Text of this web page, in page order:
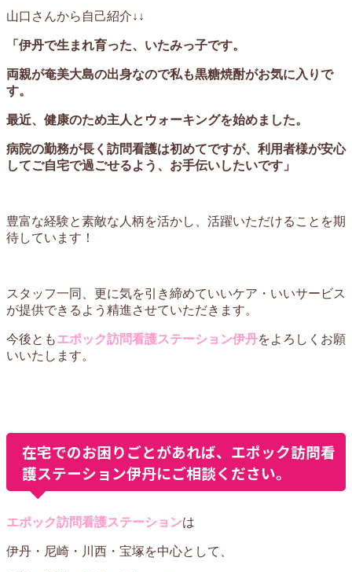
山口さんから自己紹介↓↓
「 伊丹で生まれ育った、いたみっ子です。
両親が奄美大島の出身なので私も黒糖焼酎がお気に入りで
す。
最近、健康のため主人とウォーキングを始めました。
病院の勤務が長く訪問看護は初めてですが、利用者様が安心
してご自宅で過ごせるよう、お手伝いしたいです」
豊富な経験と素敵な人柄を活かし、活躍いただけることを期
待しています！
スタッフ一同、更に気を引き締めていいケア・いいサービス
が提供できるよう精進させていただきます。
今後ともエポック訪問看護ステーション伊丹をよろしくお願
いいたします。
在宅でのお困りごとがあれば、エポック訪問看
護ステーション伊丹にご相談ください。
エポック訪問看護ステーションは
伊丹・尼崎・川西・宝塚を中心として、